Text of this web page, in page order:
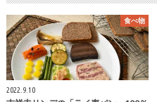
食べ物
2022.9.10